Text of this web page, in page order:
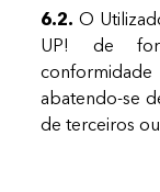
6.2. O
UP! de
abatendo-se
de terceiros